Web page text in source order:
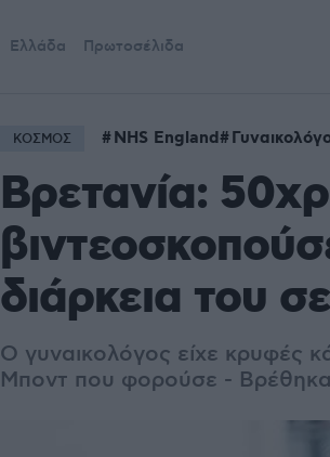
Ελλάδα Πρωτοσέλιδα
ΚΟΣΜΟΣ NHS England
Βρετανία:
διάρκεια του
Ο γυναικολόγος είχε κρυφές
Μποντ που φορούσε -